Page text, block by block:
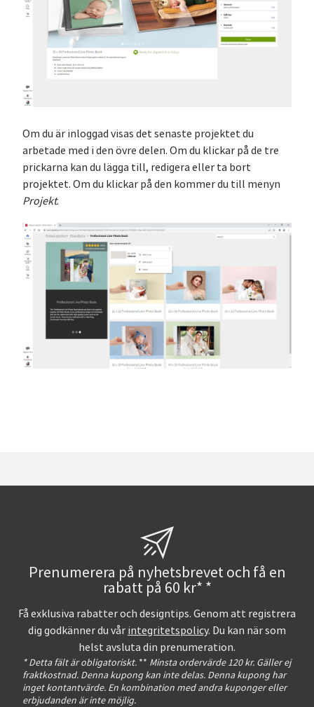
Om du är inloggad visas det senaste projektet du
arbetade med i den övre delen. Om du klickar på de tre
prickarna kan du lägga till, redigera eller ta bort
projektet. Om du klickar på den kommer du till menyn
Projekt.
Prenumerera på nyhetsbrevet och få en
rabatt på 60 kr* *
Få exklusiva rabatter och designtips. Genom att registrera
dig godkänner du vår integritetspolicy. Du kan när som
helst avsluta din prenumeration.
* Detta fält är obligatoriskt. ** Minsta ordervärde 120 kr. Gäller ej
fraktkostnad. Denna kupong kan inte delas. Denna kupong har
inget kontantvärde. En kombination med andra kuponger eller
erbjudanden är inte möjlig.